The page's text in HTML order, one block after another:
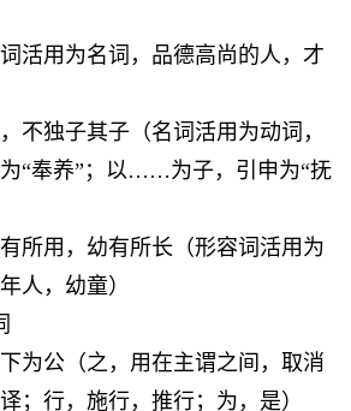
活用为名词，品德高尚的人，才
不独子其子（名词活用为动词，
“奉养”；以……为子，引申为“抚
所用，幼有所长（形容词活用为
人，幼童）
为公（之，用在主谓之间，取消
；行，施行，推行；为，是）